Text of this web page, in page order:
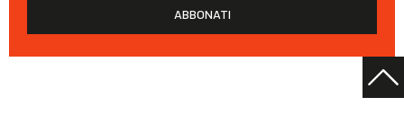
ABBONATI